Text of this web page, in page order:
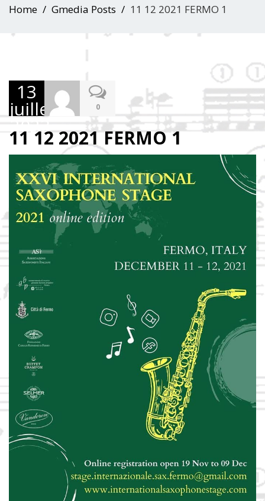
Home Gmedia Posts 11 12 2021 FERMO 1
13
juillet
2023
0
11 12 2021 FERMO 1